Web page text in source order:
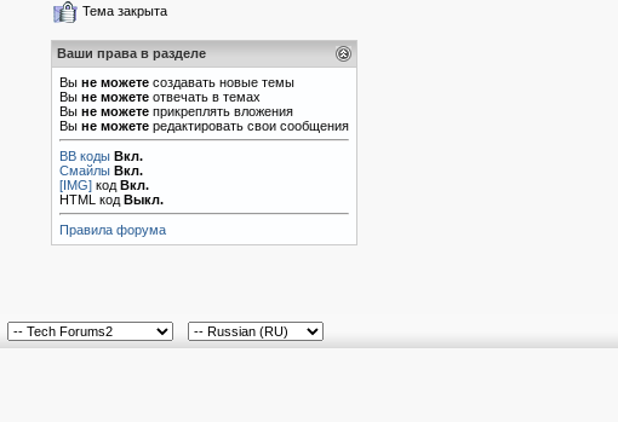
Тема закрыта
Ваши права в разделе
Вы не можете создавать новые темы
Вы не можете отвечать в темах
Вы не можете прикреплять вложения
Вы не можете редактировать свои сообщения
BB коды Вкл.
Смайлы Вкл.
[IMG] код Вкл.
HTML код Выкл.
Правила форума